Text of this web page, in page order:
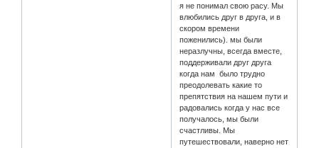
я не понимал свою расу. Мы
влюбились друг в друга, и в
скором времени
поженились). мы были
неразлучны, всегда вместе,
поддерживали друг друга
когда нам было трудно
преодолевать какие то
препятствия на нашем пути и
радовались когда у нас все
получалось, мы были
счастливы. Мы
путешествовали, наверно нет